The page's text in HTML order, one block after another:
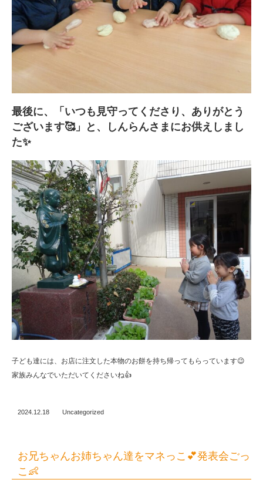
最後に、「いつも見守ってくださり、ありがとう
ございます🥰」と、しんらんさまにお供えしまし
た✨
子ども達には、お店に注文した本物のお餅を持ち帰ってもらっています😉
家族みんなでいただいてくださいね👍
2024.12.18 Uncategorized
お兄ちゃんお姉ちゃん達をマネっこ💕発表会ごっ
こ👶